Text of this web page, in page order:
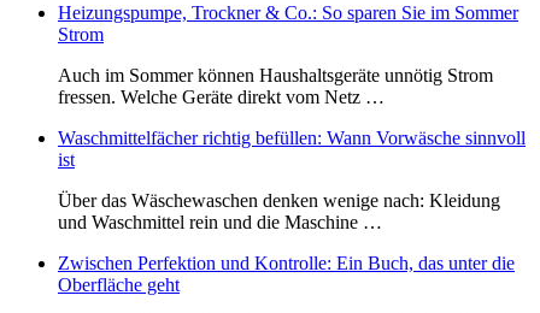
Heizungspumpe, Trockner & Co.: So sparen Sie im Sommer
Strom
Auch im Sommer können Haushaltsgeräte unnötig Strom
fressen. Welche Geräte direkt vom Netz …
Waschmittelfächer richtig befüllen: Wann Vorwäsche sinnvoll
ist
Über das Wäschewaschen denken wenige nach: Kleidung
und Waschmittel rein und die Maschine …
Zwischen Perfektion und Kontrolle: Ein Buch, das unter die
Oberfläche geht